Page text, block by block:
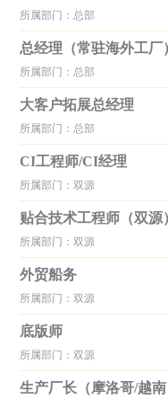
所属部门：总部
总经理（常驻海外工厂
所属部门：总部
大客户拓展总经理
所属部门：总部
CI工程师/CI经理
所属部门：双源
贴合技术工程师（双源
所属部门：双源
外贸船务
所属部门：双源
底版师
所属部门：双源
生产厂长（摩洛哥/越南